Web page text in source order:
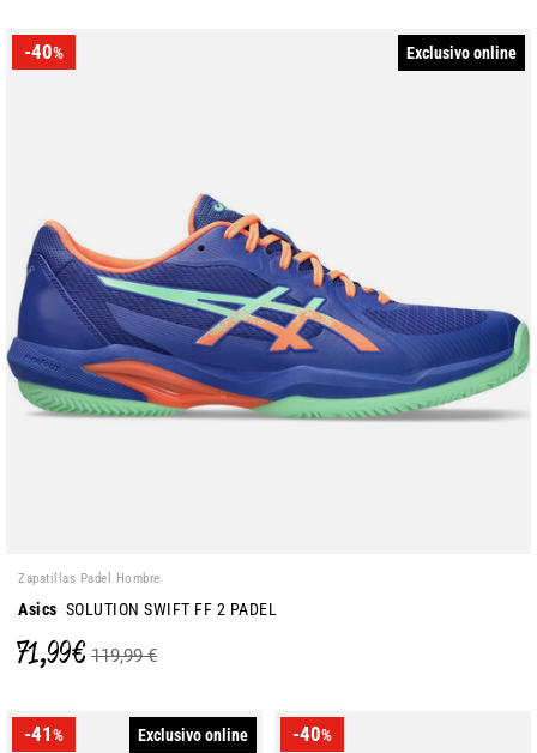
-40% Exclusivo online
Zapatillas Padel Hombre
Asics SOLUTION SWIFT FF 2 PADEL
71,99 € 119,99 €
-41% Exclusivo online -40%